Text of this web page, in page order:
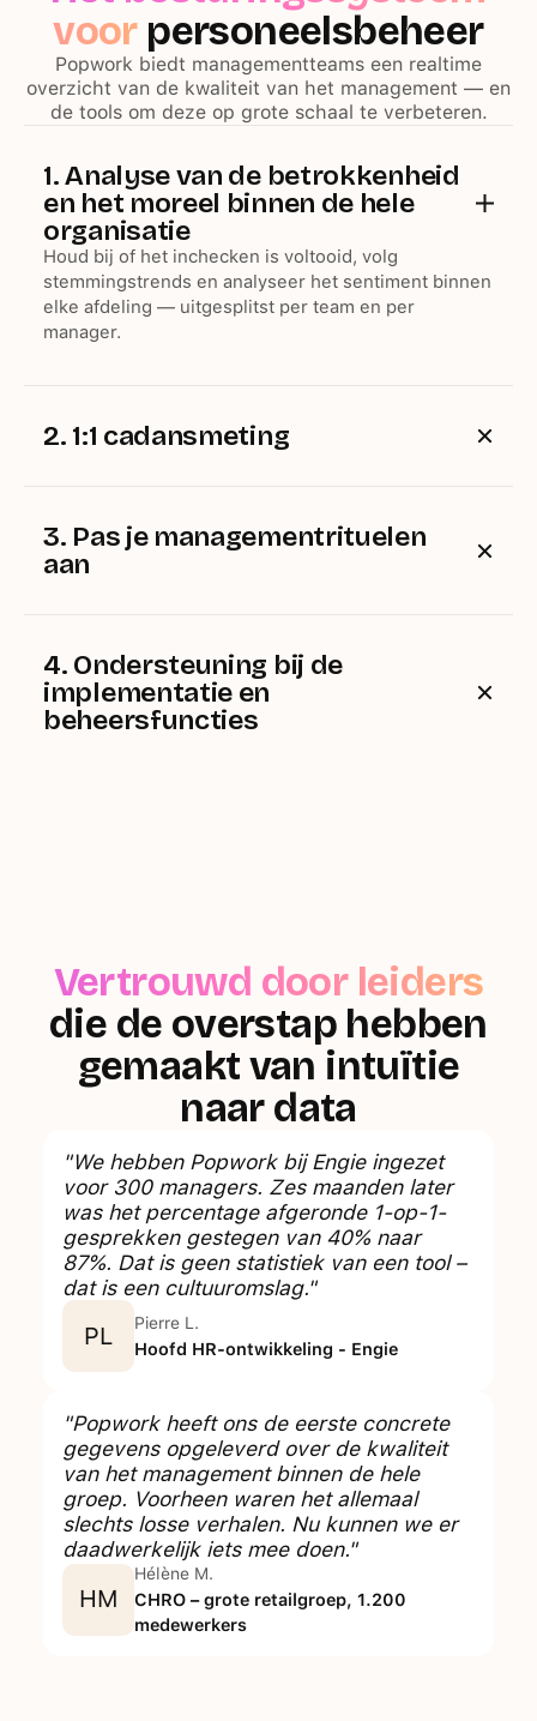
voor personeelsbeheer
Popwork biedt managementteams een realtime
overzicht van de kwaliteit van het management — en
de tools om deze op grote schaal te verbeteren.
1. Analyse van de betrokkenheid
en het moreel binnen de hele
organisatie
Houd bij of het inchecken is voltooid, volg
stemmingstrends en analyseer het sentiment binnen
elke afdeling — uitgesplitst per team en per
manager.
2. 1:1 cadansmeting
3. Pas je managementrituelen
aan
4. Ondersteuning bij de
implementatie en
beheersfuncties
Vertrouwd door leiders
die de overstap hebben
gemaakt van intuïtie
naar data
"We hebben Popwork bij Engie ingezet
voor 300 managers. Zes maanden later
was het percentage afgeronde 1-op-1-
gesprekken gestegen van 40% naar
87%. Dat is geen statistiek van een tool –
dat is een cultuuromslag."
PL Pierre L.
Hoofd HR-ontwikkeling - Engie
"Popwork heeft ons de eerste concrete
gegevens opgeleverd over de kwaliteit
van het management binnen de hele
groep. Voorheen waren het allemaal
slechts losse verhalen. Nu kunnen we er
daadwerkelijk iets mee doen."
HM
Hélène M.
CHRO – grote retailgroep, 1.200
medewerkers